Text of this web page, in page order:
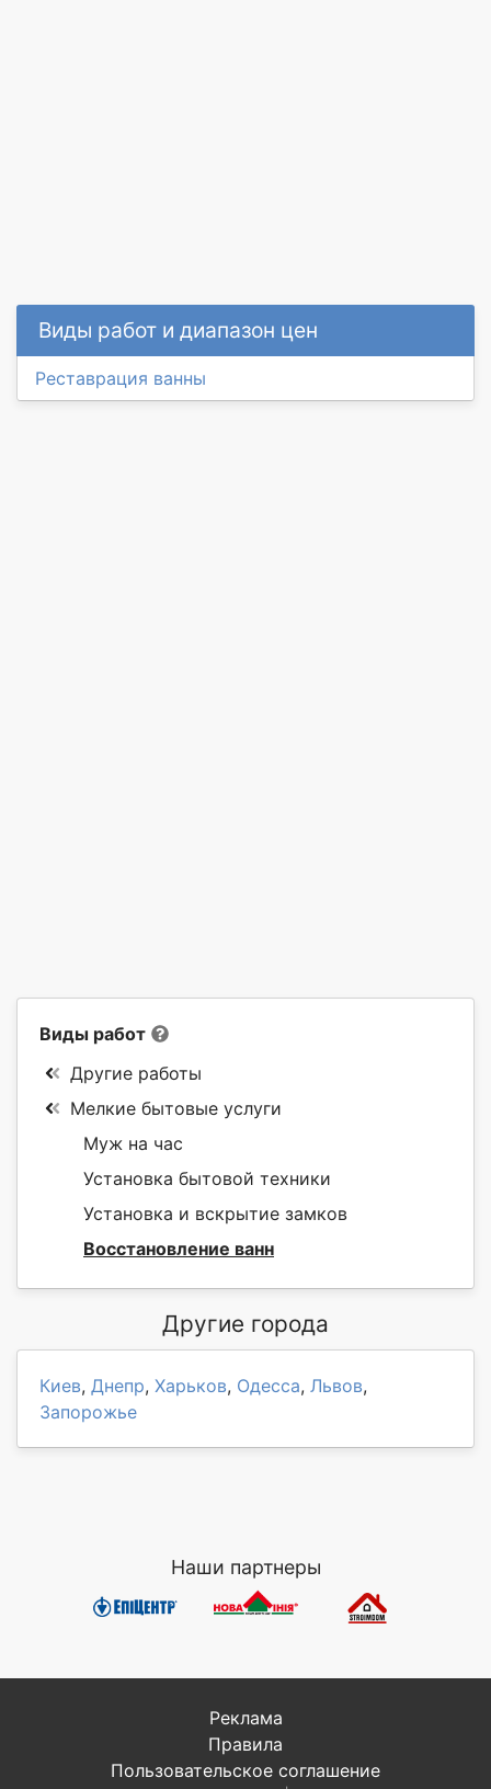
Виды работ и диапазон цен
Реставрация ванны
Виды работ
Другие работы
Мелкие бытовые услуги
Муж на час
Установка бытовой техники
Установка и вскрытие замков
Восстановление ванн
Другие города
Киев, Днепр, Харьков, Одесса, Львов,
Запорожье
Наши партнеры
Реклама
Правила
Пользовательское соглашение